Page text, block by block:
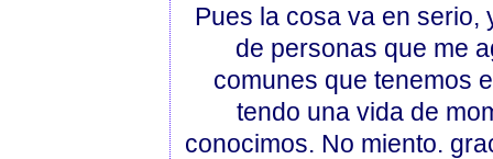
Pues la cosa va en serio,
de personas que me
comunes que tenemos
tendo una vida de
conocimos. No miento.